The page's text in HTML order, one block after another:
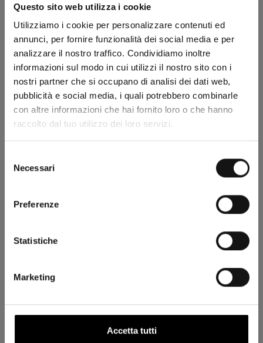
Questo sito web utilizza i cookie
Utilizziamo i cookie per personalizzare contenuti ed
annunci, per fornire funzionalità dei social media e per
analizzare il nostro traffico. Condividiamo inoltre
informazioni sul modo in cui utilizzi il nostro sito con i
nostri partner che si occupano di analisi dei dati web,
pubblicità e social media, i quali potrebbero combinarle
con altre informazioni che hai fornito loro o che hanno
raccolto dal tuo utilizzo dei loro servizi.
delNecessari
Preferenze
Statistiche
Marketing
Accetta tutti
NOVITÀ: RESO GRATIS PER CAMBIO TAGLIA SULLE CALZATURE
Non c'è quello che cerchi?
Trovalo in negozio
Descrizione
Composizione
Spedizioni
Ricambi